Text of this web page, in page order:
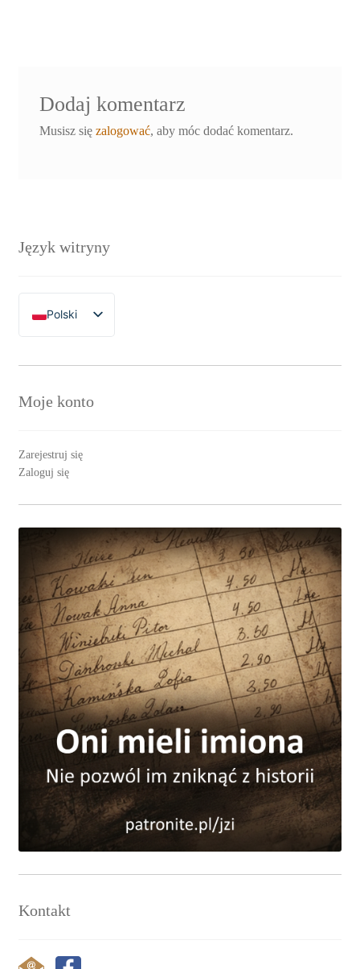
Dodaj komentarz
Musisz się zalogować, aby móc dodać komentarz.
Język witryny
Polski
English
Moje konto
Zarejestruj się
Zaloguj się
Kontakt